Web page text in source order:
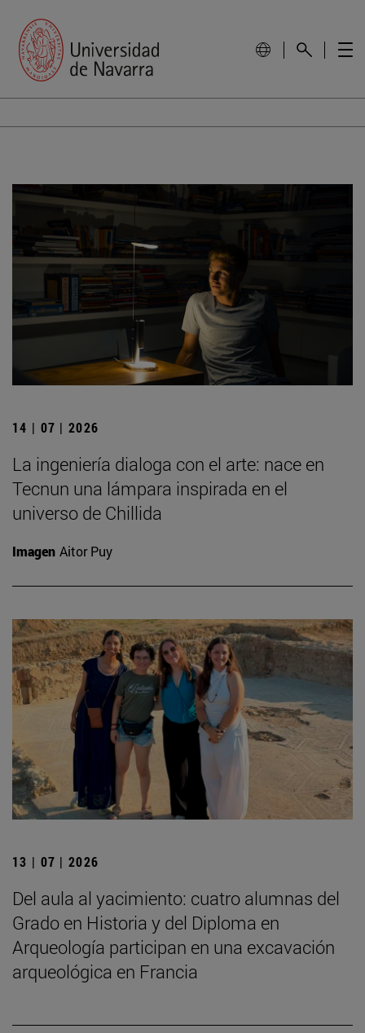
14 | 07 | 2026
La ingeniería dialoga con el arte: nace en
Tecnun una lámpara inspirada en el
universo de Chillida
Imagen Aitor Puy
13 | 07 | 2026
Del aula al yacimiento: cuatro alumnas del
Grado en Historia y del Diploma en
Arqueología participan en una excavación
arqueológica en Francia